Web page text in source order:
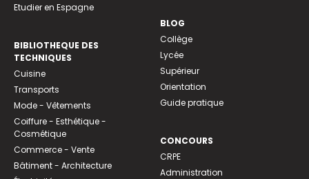
Etudier en Espagne
BIBLIOTHEQUE DES
TECHNIQUES
Cuisine
Transports
Mode - Vêtements
Coiffure - Esthétique -
Cosmétique
Commerce - Vente
Bâtiment - Architecture
BLOG
Collège
Lycée
Supérieur
Orientation
Guide pratique
CONCOURS
CRPE
Administration